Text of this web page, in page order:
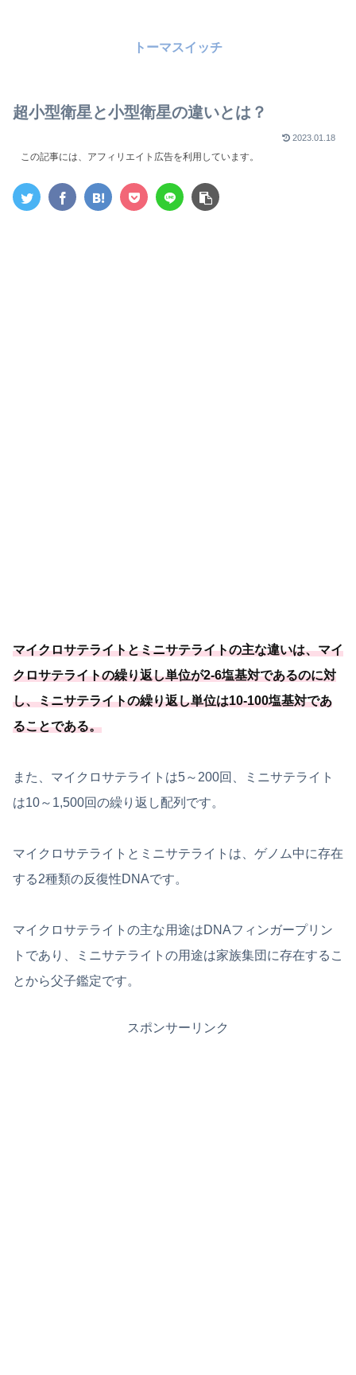
トーマスイッチ
超小型衛星と小型衛星の違いとは？
2023.01.18
この記事には、アフィリエイト広告を利用しています。
マイクロサテライトとミニサテライトの主な違いは、マイ
クロサテライトの繰り返し単位が2-6塩基対であるのに対
し、ミニサテライトの繰り返し単位は10-100塩基対であ
ることである。
また、マイクロサテライトは5～200回、ミニサテライト
は10～1,500回の繰り返し配列です。
マイクロサテライトとミニサテライトは、ゲノム中に存在
する2種類の反復性DNAです。
マイクロサテライトの主な用途はDNAフィンガープリン
トであり、ミニサテライトの用途は家族集団に存在するこ
とから父子鑑定です。
スポンサーリンク